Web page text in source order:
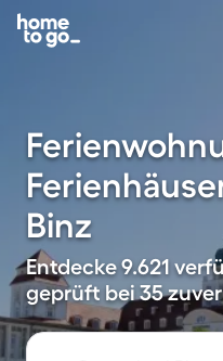
Binz
Entdecke 9.621
geprüft bei 35